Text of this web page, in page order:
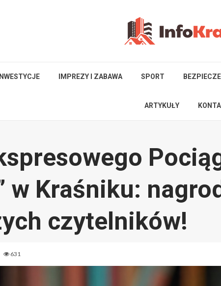
INWESTYCJE IMPREZY I ZABAWA SPORT
ARTYKUŁY
w Kraśniku:
czytelników!
631